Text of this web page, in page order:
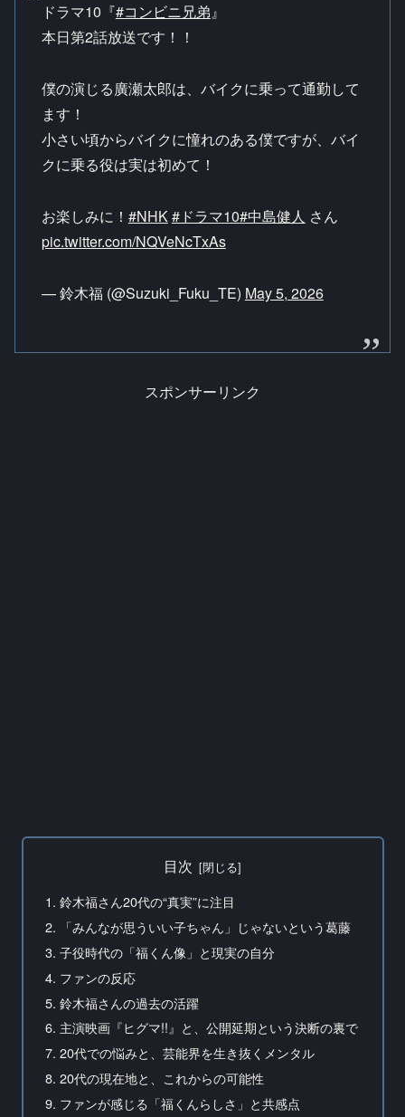
ドラマ10『#コンビニ兄弟』
本日第2話放送です！！
僕の演じる廣瀬太郎は、バイクに乗って通勤して
ます！
小さい頃からバイクに憧れのある僕ですが、バイ
クに乗る役は実は初めて！
お楽しみに！ #NHK#ドラマ10#中島健人 さん
pic.twitter.com/NQVeNcTxAs
— 鈴木福 (@Suzuki_Fuku_TE) May 5, 2026
スポンサーリンク
目次
鈴木福さん20代の“真実”に注目
「みんなが思ういい子ちゃん」じゃないという葛藤
子役時代の「福くん像」と現実の自分
ファンの反応
鈴木福さんの過去の活躍
主演映画『ヒグマ!!』と、公開延期という決断の裏で
20代での悩みと、芸能界を生き抜くメンタル
20代の現在地と、これからの可能性
ファンが感じる「福くんらしさ」と共感点